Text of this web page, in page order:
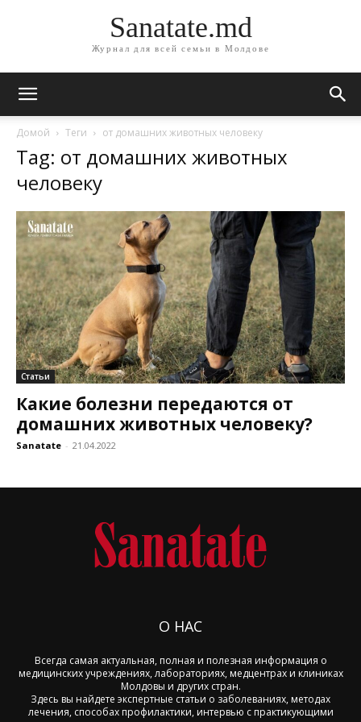
Sanatate.md
Журнал для всей семьи в Молдове
Домой Теги от домашних животных человеку
Tag: от домашних животных
человеку
Статьи
Какие болезни передаются от
домашних животных человеку?
Sanatate - 21.04.2022
О НАС
Всегда самая актуальная, полная и полезная информация о
медицинских учреждениях, лабораториях, медцентрах и клиниках
Молдовы и других стран.
Здесь вы найдете экспертные статьи о заболеваниях, методах
лечения, способах профилактики, интервью с практикующими